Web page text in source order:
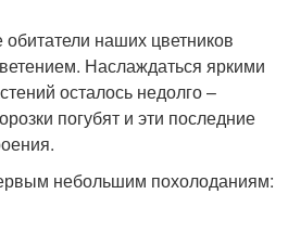
наших цветников
Наслаждаться яркими
осталось недолго –
погубят и эти последние
небольшим похолоданиям: